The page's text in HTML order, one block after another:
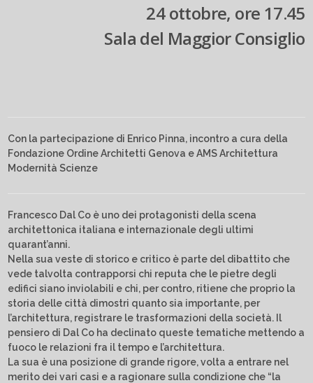
24 ottobre, ore 17.45
Sala del Maggior Consiglio
Con la partecipazione di Enrico Pinna, incontro a cura della
Fondazione Ordine Architetti Genova e AMS Architettura
Modernità Scienze
Francesco Dal Co è uno dei protagonisti della scena
architettonica italiana e internazionale degli ultimi
quarant’anni.
Nella sua veste di storico e critico è parte del dibattito che
vede talvolta contrapporsi chi reputa che le pietre degli
edifici siano inviolabili e chi, per contro, ritiene che proprio la
storia delle città dimostri quanto sia importante, per
l’architettura, registrare le trasformazioni della società. Il
pensiero di Dal Co ha declinato queste tematiche mettendo a
fuoco le relazioni fra il tempo e l’architettura.
La sua è una posizione di grande rigore, volta a entrare nel
merito dei vari casi e a ragionare sulla condizione che “la